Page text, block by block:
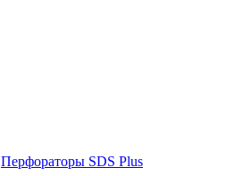
Перфораторы SDS Plus